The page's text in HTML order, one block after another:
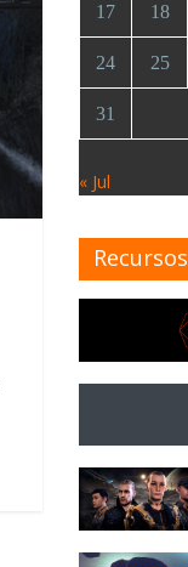
17 18
24 25
31
« Jul
Recursos